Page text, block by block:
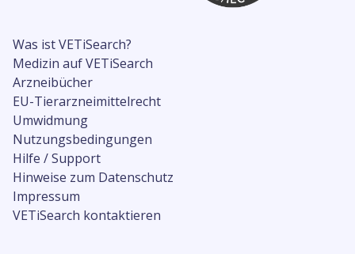
Was ist VETiSearch?
Medizin auf VETiSearch
Arzneibücher
EU-Tierarzneimittelrecht
Umwidmung
Nutzungsbedingungen
Hilfe / Support
Hinweise zum Datenschutz
Impressum
VETiSearch kontaktieren